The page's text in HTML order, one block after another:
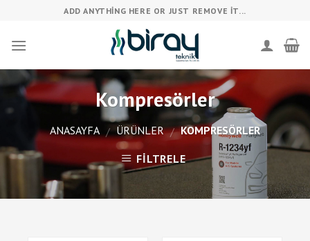
content
ADD ANYTHING HERE OR JUST REMOVE IT...
Kompresörler
ANASAYFA / ÜRÜNLER / KOMPRESÖRLER
FILTRELE